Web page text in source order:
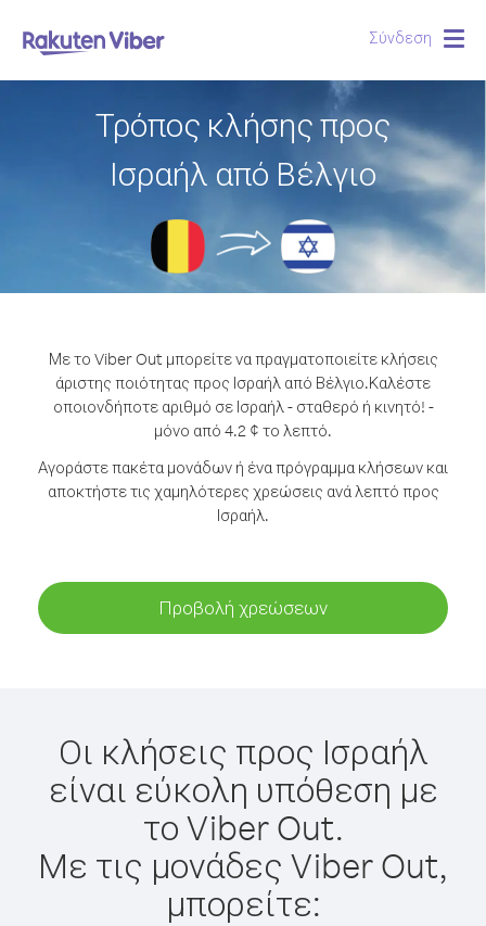
Σύνδεση
Τρόπος κλήσης προς
Ισραήλ από Βέλγιο
Με το Viber Out μπορείτε να πραγματοποιείτε κλήσεις
άριστης ποιότητας προς Ισραήλ από Βέλγιο.Καλέστε
οποιονδήποτε αριθμό σε Ισραήλ - σταθερό ή κινητό! -
μόνο από 4.2 ¢ το λεπτό.
Αγοράστε πακέτα μονάδων ή ένα πρόγραμμα κλήσεων και
αποκτήστε τις χαμηλότερες χρεώσεις ανά λεπτό προς
Ισραήλ.
Προβολή χρεώσεων
Οι κλήσεις προς Ισραήλ
είναι εύκολη υπόθεση με
το Viber Out.
Με τις μονάδες Viber Out,
μπορείτε: